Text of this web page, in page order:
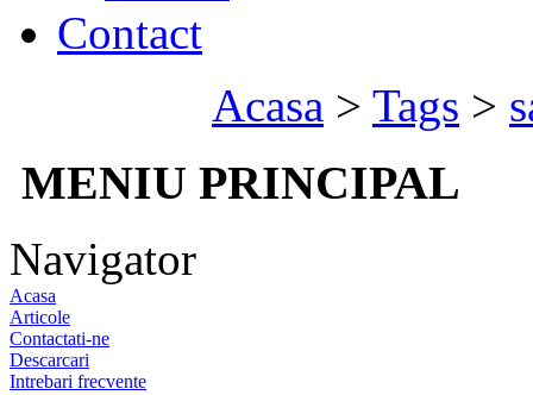
Contact
Acasa > Tags >
MENIU PRINCIPAL
Navigator
Acasa
Articole
Contactati-ne
Descarcari
Intrebari frecvente